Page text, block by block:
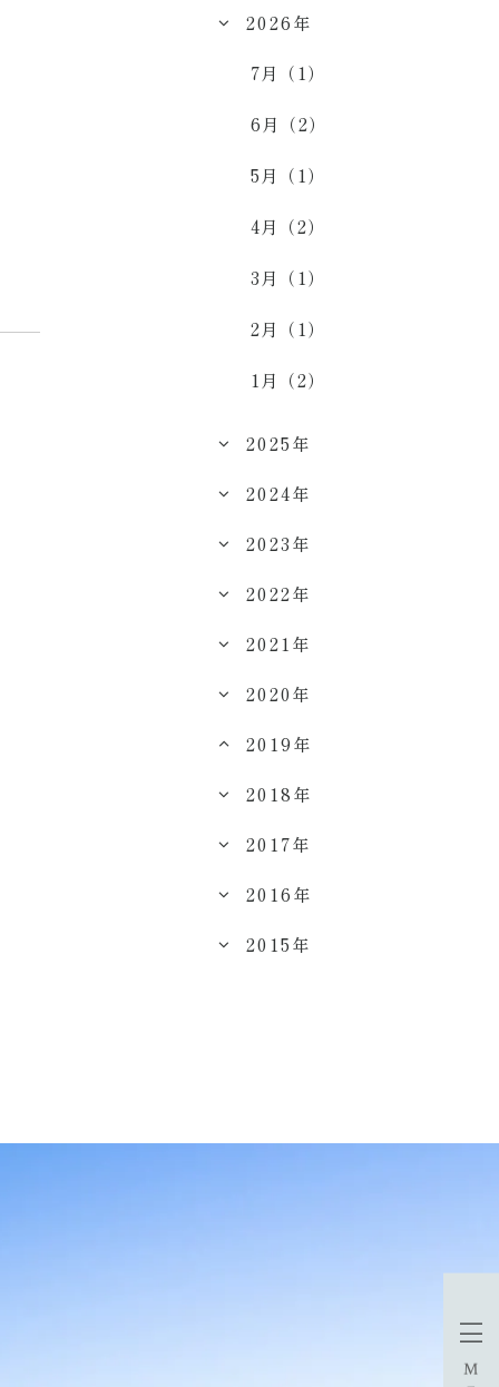
2026年
7月（1）
6月（2）
5月（1）
4月（2）
3月（1）
2月（1）
1月（2）
2025年
2024年
2023年
2022年
2021年
2020年
2019年
2018年
2017年
2016年
2015年